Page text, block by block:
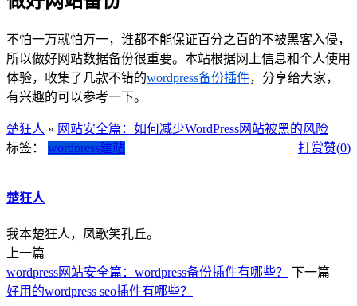
不怕一万就怕万一，谁都不能保证百分之百的不被黑客入侵，
所以做好网站数据备份很重要。本站根据网上信息和个人使用
体验，收集了几款不错的wordpress备份插件，分享给大家，
有兴趣的可以参考一下。
楚狂人 » 网站安全篇：如何减少WordPress网站被黑的风险
打赏赞(0)
标签： wordpress建站
楚狂人
我本楚狂人，凤歌笑孔丘。
上一篇
wordpress网站安全篇：wordpress备份插件有哪些？
下一篇
好用的wordpress seo插件有哪些？